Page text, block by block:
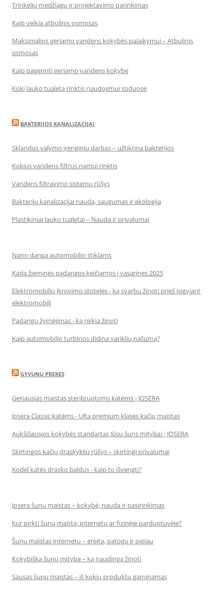
Trinkelių medžiagų ir projektavimo parinkimas
Kaip veikia atbulinis osmosas
Maksimalios geriamo vandens kokybės palaikymui – Atbulinis
osmosas
Kaip pagerinti geriamo vandens kokybę
Kokį lauko tualetą rinktis naudojimui soduose
BAKTERIJOS KANALIZACIJAI
Sklandus valymo įrenginių darbas – užtikrina bakterijos
Kokius vandens filtrus namui rinktis
Vandens filtravimo sistemų rūšys
Bakterijų kanalizacijai nauda, saugumas ir ekologija
Plastikiniai lauko tualetai – Nauda ir privalumai
Nano danga automobilio stiklams
Kada žieminės padangos keičiamos į vasarines 2025
Elektromobilių įkrovimo stotelės - ką svarbu žinoti prieš įsigyjant
elektromobilį
Padangų žymėjimas - ką reikia žinoti
Kaip automobilio turbinos didina variklių našumą?
GYVUNU PREKES
Geriausias maistas sterilizuotoms katėms - JOSERA
Josera Classic katėms - Ulta premium klasės kačių maistas
Aukščiausios kokybės standartas Jūsų šuns mitybai - JOSERA
Skirtingos kačių draskyklių rūšys – skirtingi privalumai
Kodėl katės drasko baldus - kaip to išvengti?
Josera šunų maistas – kokybė, nauda ir pasirinkimas
Kur pirkti šunų maistą: internetu ar fizinėje parduotuvėje?
Šunų maistas internetu – greita, patogu ir pigiau
Kokybiška šunų mityba – ką naudinga žinoti
Sausas šunų maistas – iš kokių produktų gaminamas